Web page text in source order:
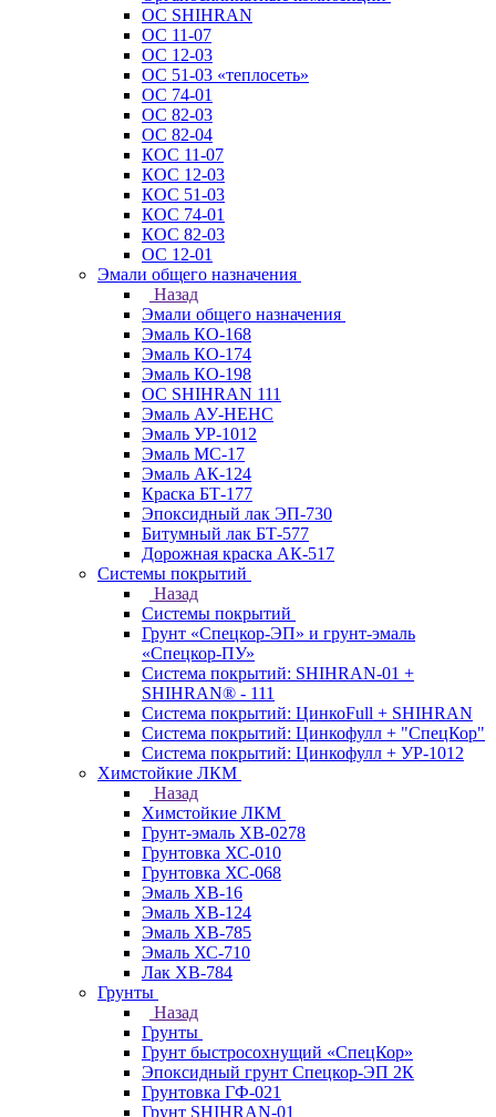
ОС SHIHRAN
ОС 11-07
ОС 12-03
ОС 51-03 «теплосеть»
ОС 74-01
ОС 82-03
ОС 82-04
КОС 11-07
КОС 12-03
КОС 51-03
КОС 74-01
КОС 82-03
ОС 12-01
Эмали общего назначения
Назад
Эмали общего назначения
Эмаль КО-168
Эмаль КО-174
Эмаль КО-198
ОС SHIHRAN 111
Эмаль АУ-НЕНС
Эмаль УР-1012
Эмаль МС-17
Эмаль АК-124
Краска БТ-177
Эпоксидный лак ЭП-730
Битумный лак БТ-577
Дорожная краска АК-517
Системы покрытий
Назад
Системы покрытий
Грунт «Спецкор-ЭП» и грунт-эмаль
«Спецкор-ПУ»
Система покрытий: SHIHRAN-01 +
SHIHRAN® - 111
Система покрытий: ЦинкоFull + SHIHRAN
Система покрытий: Цинкофулл + "СпецКор"
Система покрытий: Цинкофулл + УР-1012
Химстойкие ЛКМ
Назад
Химстойкие ЛКМ
Грунт-эмаль ХВ-0278
Грунтовка ХС-010
Грунтовка ХС-068
Эмаль ХВ-16
Эмаль ХВ-124
Эмаль ХВ-785
Эмаль ХС-710
Лак ХВ-784
Грунты
Назад
Грунты
Грунт быстросохнущий «СпецКор»
Эпоксидный грунт Спецкор-ЭП 2К
Грунтовка ГФ-021
Грунт SHIHRAN-01